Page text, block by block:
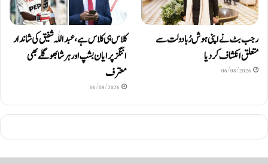
رجب بٹ نے اپنی ہوش رُبا دولت سے
متعلق انکشاف کردیا
06/08/2026
کلاس ہی کلاس ہے، عبد اللّٰہ شفیق کی شاندار
اننگز پر ایان بشپ اور ہرشا بھوگلے بھی
معترف
06/08/2026